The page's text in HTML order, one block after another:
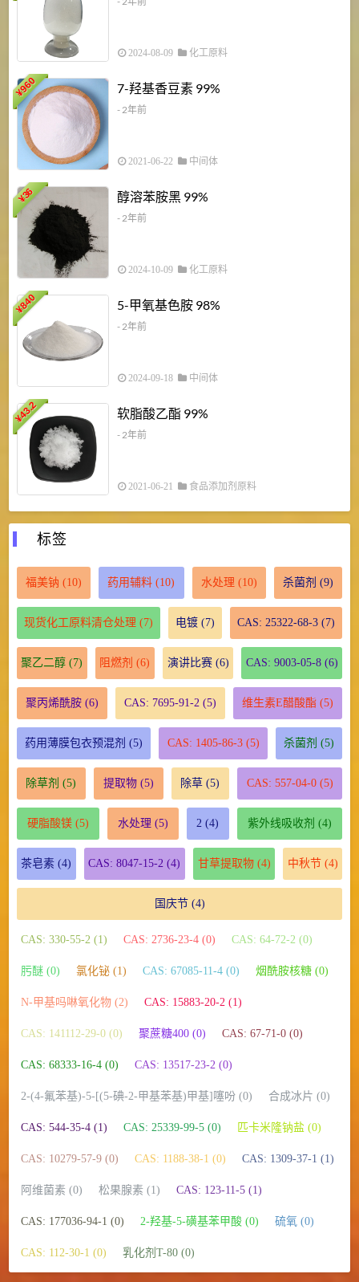
2024-08-09 化工原料
¥
960 7-羟基香豆素 99%
- 2年前
2021-06-22 中间体
¥
36 醇溶苯胺黑 99%
- 2年前
2024-10-09 化工原料
¥
840 5-甲氧基色胺 98%
- 2年前
2024-09-18 中间体
¥
43.2 软脂酸乙酯 99%
- 2年前
2021-06-21 食品添加剂原料
标签
福美钠 (10) 药用辅料 (10) 水处理 (10) 杀菌剂 (9)
现货化工原料清仓处理 (7) 电镀 (7) CAS: 25322-68-3 (7)
聚乙二醇 (7) 阻燃剂 (6) 演讲比赛(6) CAS: 9003-05-8(6)
聚丙烯酰胺(6) CAS: 7695-91-2 (5) 维生素E醋酸酯 (5)
药用薄膜包衣预混剂 (5) CAS: 1405-86-3(5) 杀菌剂 (5)
除草剂 (5) 提取物(5) 除草 (5) CAS: 557-04-0(5)
硬脂酸镁(5) 水处理 (5) 2 (4) 紫外线吸收剂 (4)
茶皂素 (4) CAS: 8047-15-2 (4) 甘草提取物(4) 中秋节(4)
国庆节(4)
CAS: 330-55-2 (1) CAS: 2736-23-4 (0) CAS: 64-72-2 (0)
肟醚 (0) 氯化铋 (1) CAS: 67085-11-4 (0) 烟酰胺核糖 (0)
N-甲基吗啉氧化物 (2) CAS: 15883-20-2 (1)
CAS: 141112-29-0 (0) 聚蔗糖400 (0) CAS: 67-71-0 (0)
CAS: 68333-16-4 (0) CAS: 13517-23-2 (0)
2-(4-氟苯基)-5-[(5-碘-2-甲基苯基)甲基]噻吩 (0) 合成冰片 (0)
CAS: 544-35-4 (1) CAS: 25339-99-5 (0) 匹卡米隆钠盐 (0)
CAS: 10279-57-9 (0) CAS: 1188-38-1 (0) CAS: 1309-37-1 (1)
阿维菌素 (0) 松果腺素 (1) CAS: 123-11-5 (1)
CAS: 177036-94-1 (0) 2-羟基-5-磺基苯甲酸 (0) 硫氧 (0)
CAS: 112-30-1 (0) 乳化剂T-80 (0)